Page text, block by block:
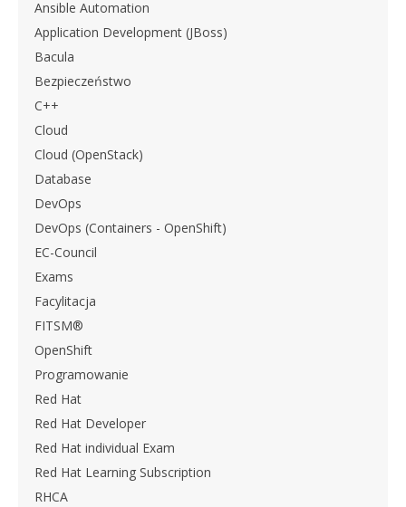
Ansible Automation
Application Development (JBoss)
Bacula
Bezpieczeństwo
C++
Cloud
Cloud (OpenStack)
Database
DevOps
DevOps (Containers - OpenShift)
EC-Council
Exams
Facylitacja
FITSM®
OpenShift
Programowanie
Red Hat
Red Hat Developer
Red Hat individual Exam
Red Hat Learning Subscription
RHCA